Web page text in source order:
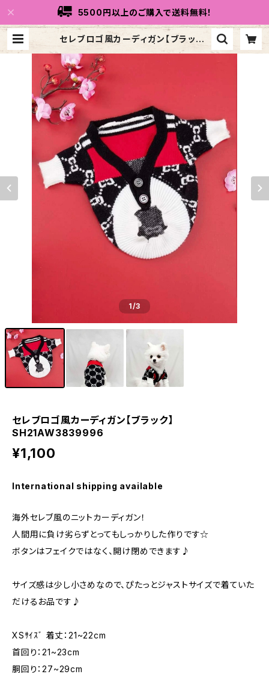
5500円以上のご購入で送料無料！
セレブロゴ風カーディガン【ブラック】
SH21AW3839996 | トリコリコd
1/3
セレブロゴ風カーディガン【ブラック】
SH21AW3839996
¥1,100
International shipping available
海外セレブ風のニットカーディガン！
人間用に負け劣らずとってもしっかりした作りです☆
ボタンはフェイクではなく、開け閉めできます♪
サイズ感は少し小さめなので、ぴたっとジャストサイズで着ていた
だけるお品です♪
XSｻｲｽﾞ 着丈：21~22cm
首回り：21~23cm
胴回り：27~29cm